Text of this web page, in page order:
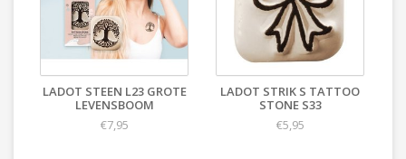
LADOT STEEN L23 GROTE
LEVENSBOOM
€7,95
LADOT STRIK S TATTOO
STONE S33
€5,95